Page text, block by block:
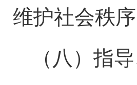
维护社会秩序
（八）指